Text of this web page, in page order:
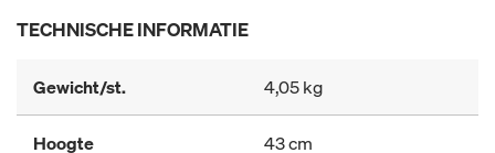
TECHNISCHE INFORMATIE
Gewicht/st. 4,05 kg
Hoogte 43 cm